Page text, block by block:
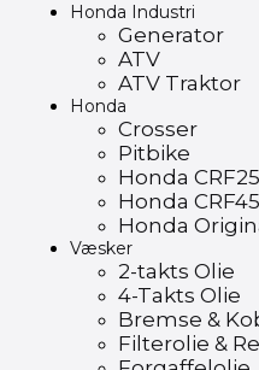
Honda Industri
Generator
ATV
ATV Traktor
Honda
Crosser
Pitbike
Honda
Honda
Honda
Væsker
2-takts Olie
4-Takts Olie
Bremse &
Filterolie &